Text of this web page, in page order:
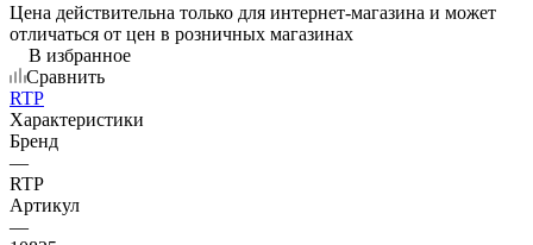
Цена действительна только для интернет-магазина и может
отличаться от цен в розничных магазинах
В избранное
Сравнить
RTP
Характеристики
Бренд
—
RTP
Артикул
—